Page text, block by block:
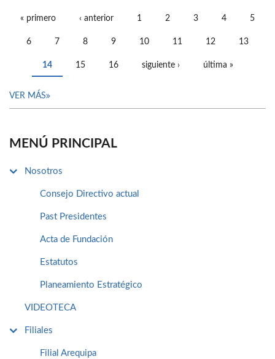
« primero ‹ anterior 1 2 3 4 5
6 7 8 9 10 11 12 13
14 15 16 siguiente › última »
VER MÁS
MENÚ PRINCIPAL
Nosotros
Consejo Directivo actual
Past Presidentes
Acta de Fundación
Estatutos
Planeamiento Estratégico
VIDEOTECA
Filiales
Filial Arequipa